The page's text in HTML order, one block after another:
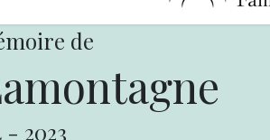
de
- 2023